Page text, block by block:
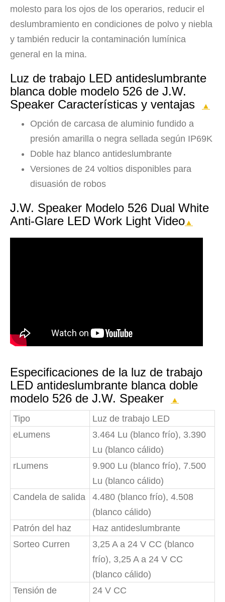
molesto para los ojos de los operarios, reducir el
deslumbramiento en condiciones de polvo y niebla
y también reducir la contaminación lumínica
general en la mina.
Luz de trabajo LED antideslumbrante
blanca doble modelo 526 de J.W.
Speaker Características y ventajas
▲
Opción de carcasa de aluminio fundido a
presión amarilla o negra sellada según IP69K
Doble haz blanco antideslumbrante
Versiones de 24 voltios disponibles para
disuasión de robos
J.W. Speaker Modelo 526 Dual White
Anti-Glare LED Work Light Video ▲
Especificaciones de la luz de trabajo
LED antideslumbrante blanca doble
modelo 526 de J.W. Speaker
▲
Tipo
Luz de trabajo LED
eLumens
3.464 Lu (blanco frío), 3.390
Lu (blanco cálido)
rLumens
9.900 Lu (blanco frío), 7.500
Lu (blanco cálido)
Candela de salida
4.480 (blanco frío), 4.508
(blanco cálido)
Patrón del haz
Haz antideslumbrante
Sorteo Curren
3,25 A a 24 V CC (blanco
frío), 3,25 A a 24 V CC
(blanco cálido)
Tensión de
24 V CC